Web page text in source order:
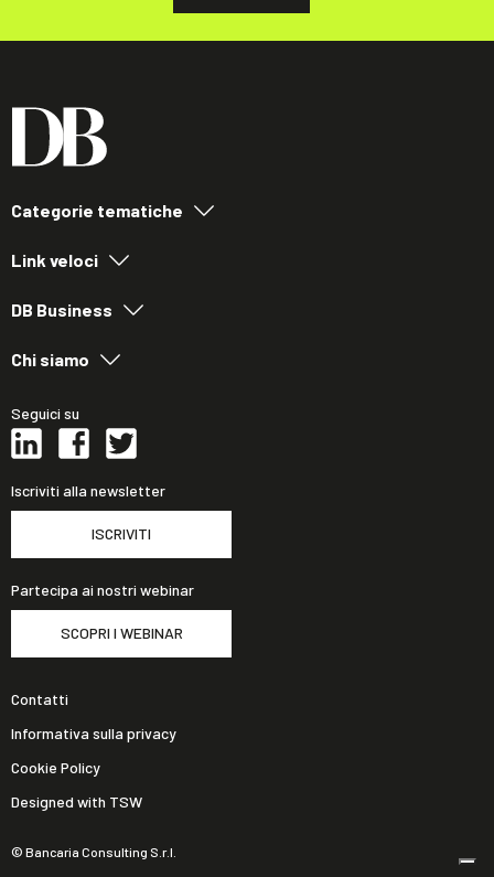
Categorie tematiche
Link veloci
DB Business
Chi siamo
Seguici su
Iscriviti alla newsletter
ISCRIVITI
Partecipa ai nostri webinar
SCOPRI I WEBINAR
© Bancaria Consulting S.r.l.
Contatti
Informativa sulla privacy
Cookie Policy
Designed with TSW